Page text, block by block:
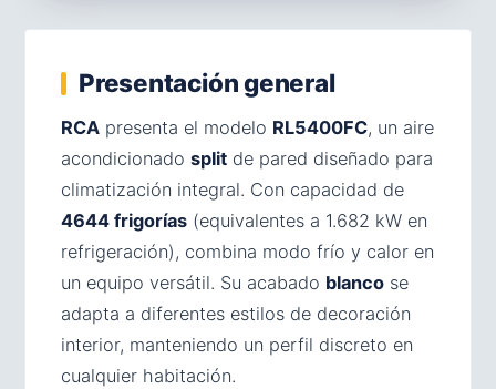
Presentación general
RCA presenta el modelo RL5400FC, un aire
acondicionado split de pared diseñado para
climatización integral. Con capacidad de
4644 frigorías (equivalentes a 1.682 kW en
refrigeración), combina modo frío y calor en
un equipo versátil. Su acabado blanco se
adapta a diferentes estilos de decoración
interior, manteniendo un perfil discreto en
cualquier habitación.